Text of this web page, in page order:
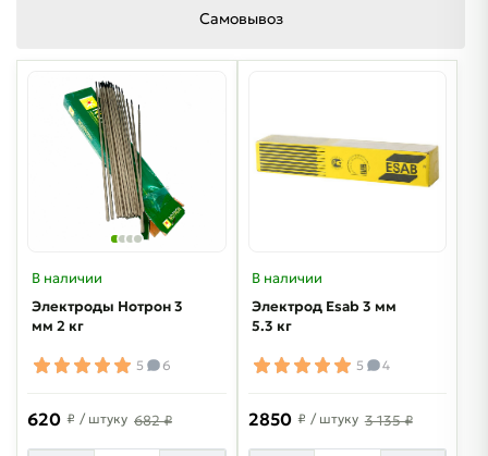
Самовывоз
В наличии
Электроды Нотрон 3
мм 2 кг
5 6
620 ₽ / штуку 682 ₽
В наличии
Электрод Esab 3 мм
5.3 кг
5 4
2850 ₽ / штуку 3 135 ₽